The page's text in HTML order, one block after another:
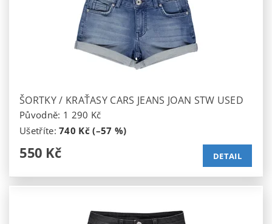
ŠORTKY / KRAŤASY CARS JEANS JOAN STW USED
Původně: 1 290 Kč
Ušetříte:740 Kč (–57 %)
550 Kč DETAIL